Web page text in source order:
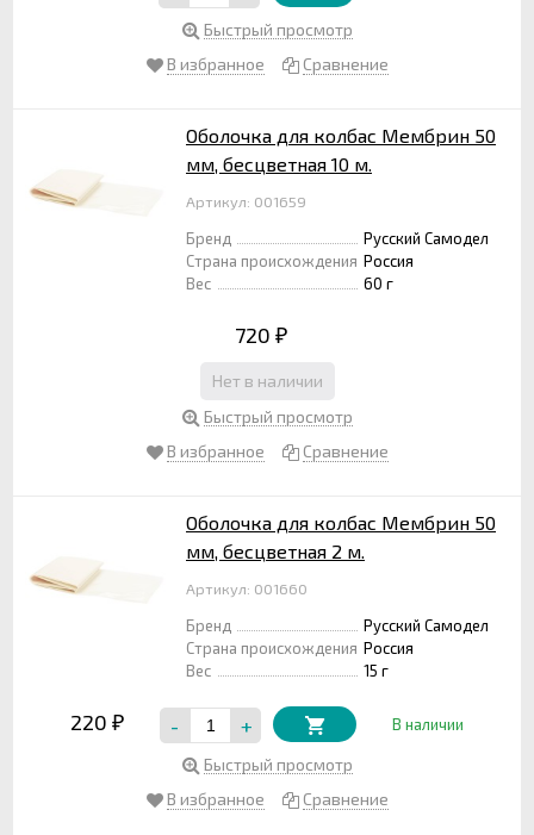
Быстрый просмотр
В избранное
Сравнение
Оболочка для колбас Мембрин 50
мм, бесцветная 10 м.
Артикул: 001659
Бренд
Русский Самодел
Страна происхождения Россия
Вес
60 г
720 ₽
Нет в наличии
Быстрый просмотр
В избранное
Сравнение
Оболочка для колбас Мембрин 50
мм, бесцветная 2 м.
Артикул: 001660
Бренд
Русский Самодел
Страна происхождения Россия
Вес
15 г
220 ₽ - + В наличии
Быстрый просмотр
В избранное
Сравнение